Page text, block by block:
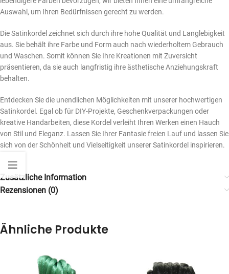
Auswahl, um Ihren Bedürfnissen gerecht zu werden.
Die Satinkordel zeichnet sich durch ihre hohe Qualität und Langlebigkeit
aus. Sie behält ihre Farbe und Form auch nach wiederholtem Gebrauch
und Waschen. Somit können Sie Ihre Kreationen mit Zuversicht
präsentieren, da sie auch langfristig ihre ästhetische Anziehungskraft
behalten.
Entdecken Sie die unendlichen Möglichkeiten mit unserer hochwertigen
Satinkordel. Egal ob für DIY-Projekte, Geschenkverpackungen oder
kreative Handarbeiten, diese Kordel verleiht Ihren Werken einen Hauch
von Stil und Eleganz. Lassen Sie Ihrer Fantasie freien Lauf und lassen Sie
sich von der Schönheit und Vielseitigkeit unserer Satinkordel inspirieren.
Zusätzliche Information
Rezensionen (0)
Ähnliche Produkte